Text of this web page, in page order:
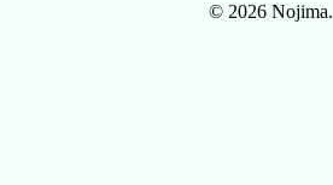
© 2026 Nojima.